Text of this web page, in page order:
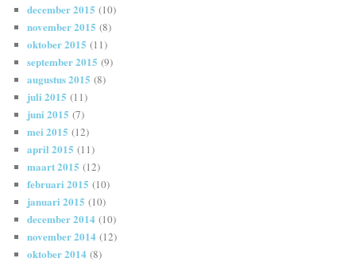
december 2015 (10)
november 2015 (8)
oktober 2015 (11)
september 2015 (9)
augustus 2015 (8)
juli 2015 (11)
juni 2015 (7)
mei 2015 (12)
april 2015 (11)
maart 2015 (12)
februari 2015 (10)
januari 2015 (10)
december 2014 (10)
november 2014 (12)
oktober 2014 (8)